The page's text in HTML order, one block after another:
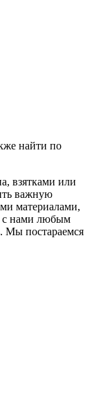
найти по
взятками или
важную
материалами,
с нами любым
Мы постараемся